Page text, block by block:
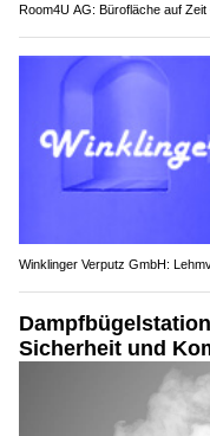
Room4U AG: Bürofläche auf
Winklinger Verputz GmbH:
Sicherheit und